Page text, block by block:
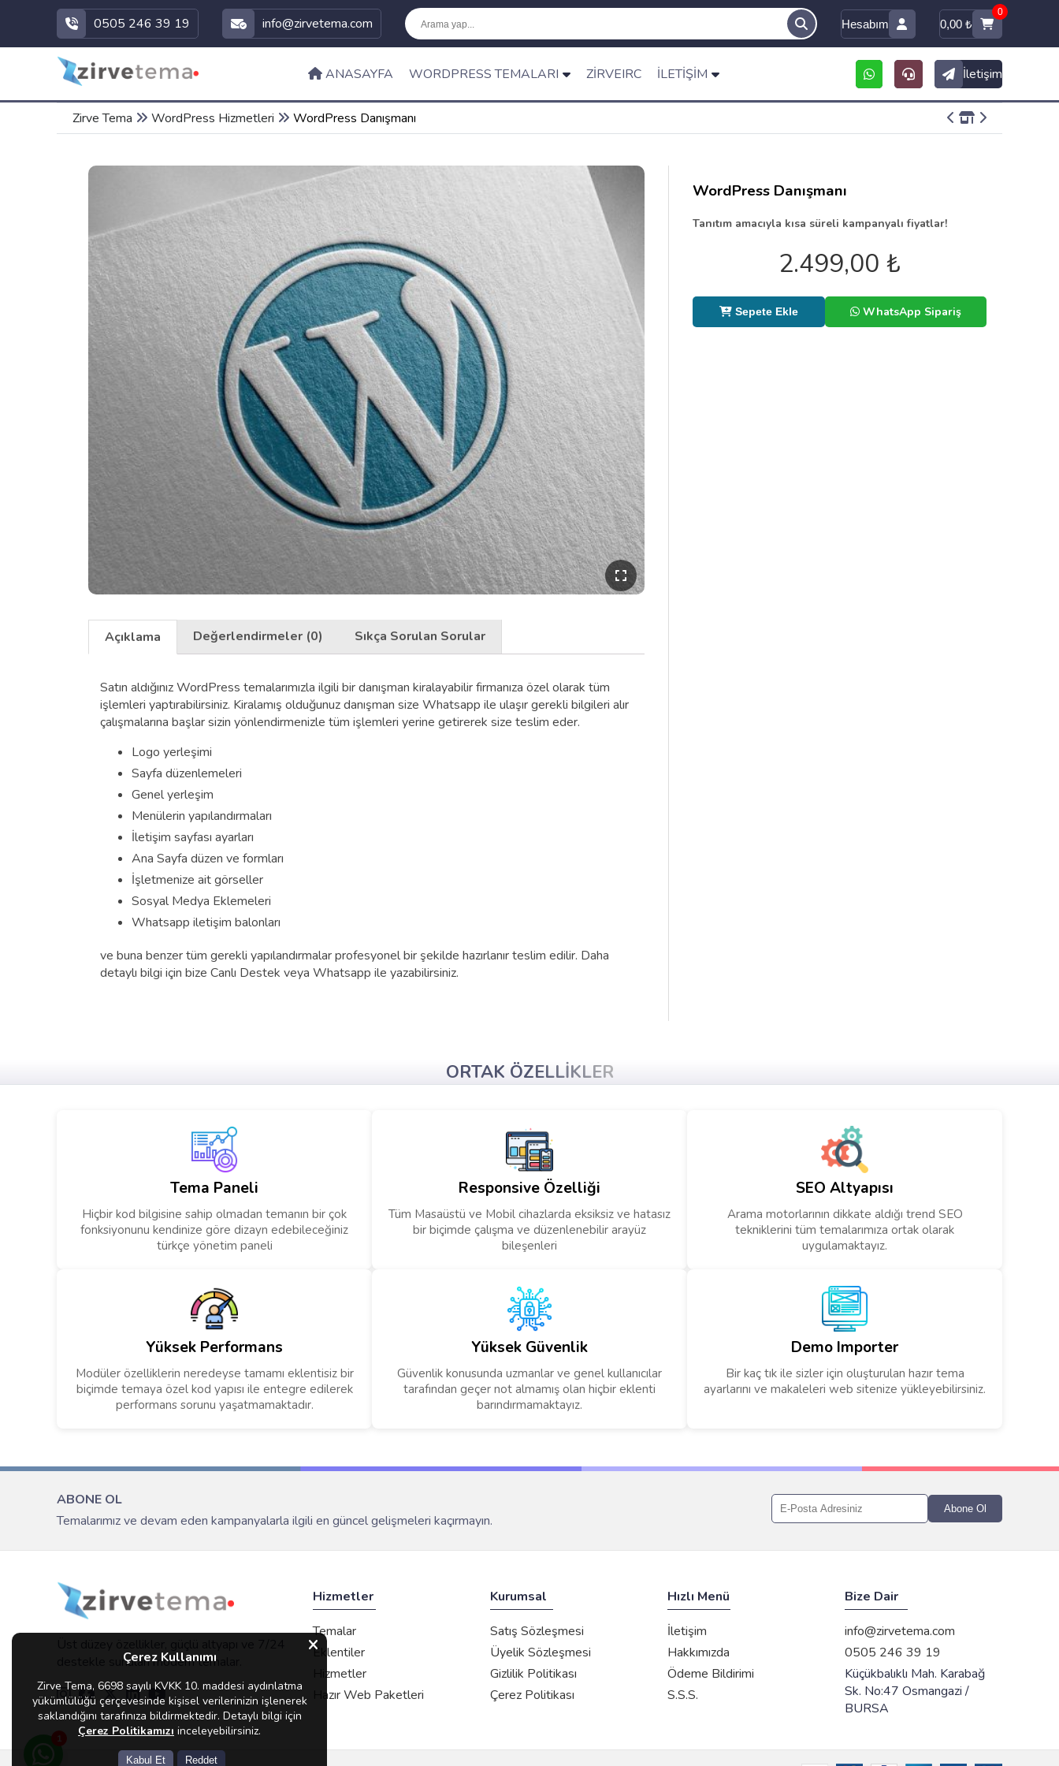
0505 246 39 19 info@zirvetema.com Hesabım 0,00 ₺
0
ANASAYFA WORDPRESS TEMALARI ZIRVEIRC İLETIŞIM İletişim
1
Zirve Tema WordPress Hizmetleri WordPress Danışmanı
WordPress Danışmanı
Tanıtım amacıyla kısa süreli kampanyalı fiyatlar!
2.499,00 ₺
Sepete Ekle WhatsApp Sipariş
Açıklama Değerlendirmeler (0) Sıkça Sorulan Sorular
Satın aldığınız WordPress temalarımızla ilgili bir danışman kiralayabilir firmanıza özel olarak tüm
işlemleri yaptırabilirsiniz. Kiralamış olduğunuz danışman size Whatsapp ile ulaşır gerekli bilgileri alır
çalışmalarına başlar sizin yönlendirmenizle tüm işlemleri yerine getirerek size teslim eder.
Logo yerleşimi
Sayfa düzenlemeleri
Genel yerleşim
Menülerin yapılandırmaları
İletişim sayfası ayarları
Ana Sayfa düzen ve formları
İşletmenize ait görseller
Sosyal Medya Eklemeleri
Whatsapp iletişim balonları
ve buna benzer tüm gerekli yapılandırmalar profesyonel bir şekilde hazırlanır teslim edilir. Daha
detaylı bilgi için bize Canlı Destek veya Whatsapp ile yazabilirsiniz.
ORTAK ÖZELLIKLER
Tema Paneli
Hiçbir kod bilgisine sahip olmadan temanın bir çok
fonksiyonunu kendinize göre dizayn edebileceğiniz
türkçe yönetim paneli
Responsive Özelliği
Tüm Masaüstü ve Mobil cihazlarda eksiksiz ve hatasız
bir biçimde çalışma ve düzenlenebilir arayüz
bileşenleri
SEO Altyapısı
Arama motorlarının dikkate aldığı trend SEO
tekniklerini tüm temalarımıza ortak olarak
uygulamaktayız.
Yüksek Performans
Modüler özelliklerin neredeyse tamamı eklentisiz bir
biçimde temaya özel kod yapısı ile entegre edilerek
performans sorunu yaşatmamaktadır.
Yüksek Güvenlik
Güvenlik konusunda uzmanlar ve genel kullanıcılar
tarafından geçer not almamış olan hiçbir eklenti
barındırmamaktayız.
Demo Importer
Bir kaç tık ile sizler için oluşturulan hazır tema
ayarlarını ve makaleleri web sitenize yükleyebilirsiniz.
ABONE OL
Temalarımız ve devam eden kampanyalarla ilgili en güncel gelişmeleri kaçırmayın.
Abone Ol
destekle sunulan modern temalar.
Hizmetler
Temalar
Eklentiler
Hizmetler
Hazır Web Paketleri
Kurumsal
Satış Sözleşmesi
Üyelik Sözleşmesi
Gizlilik Politikası
Çerez Politikası
Hızlı Menü
İletişim
Hakkımızda
Ödeme Bildirimi
S.S.S.
Bize Dair
info@zirvetema.com
0505 246 39 19
Küçükbalıklı Mah. Karabağ
Sk. No:47 Osmangazi /
BURSA
Çerez Kullanımı
Zirve Tema, 6698 sayılı KVKK 10. maddesi aydınlatma
yükümlülüğü çerçevesinde kişisel verilerinizin işlenerek
saklandığını tarafınıza bildirmektedir. Detaylı bilgi için
Çerez Politikamızı inceleyebilirsiniz.
Kabul Et Reddet